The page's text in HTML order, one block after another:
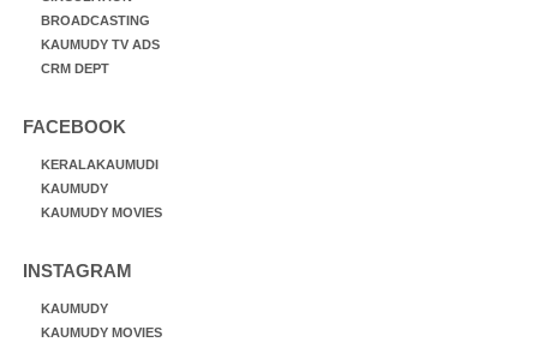
BROADCASTING
KAUMUDY TV ADS
CRM DEPT
FACEBOOK
KERALAKAUMUDI
KAUMUDY
KAUMUDY MOVIES
INSTAGRAM
KAUMUDY
KAUMUDY MOVIES